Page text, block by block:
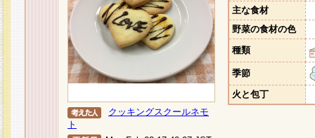
クッキングスクールネモ
ト
主な食材
野菜の食材の色
種類
季節
火と包丁